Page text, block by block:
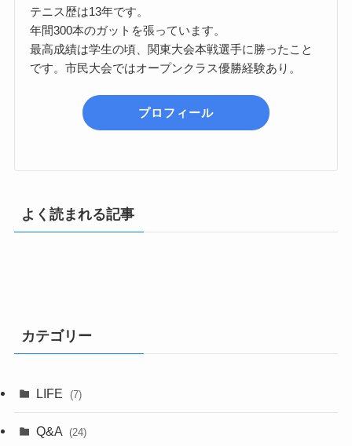
テニス歴は13年です。
年間300本のガットを張っています。
最高成績は学生の頃、関東大会本戦選手に勝ったこと
です。市民大会ではオープンクラス優勝経験あり。
プロフィール
よく読まれる記事
カテゴリー
LIFE (7)
Q&A (24)